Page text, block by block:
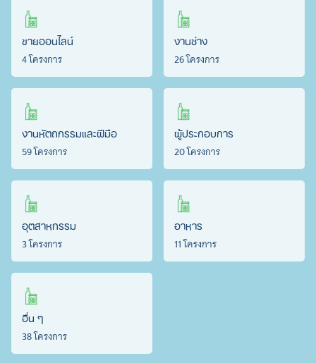
ขายออนไลน์
4 โครงการ
งานช่าง
26 โครงการ
งานหัตถกรรมและฝีมือ
59 โครงการ
ผู้ประกอบการ
20 โครงการ
อุตสาหกรรม
3 โครงการ
อาหาร
11 โครงการ
อื่น ๆ
38 โครงการ